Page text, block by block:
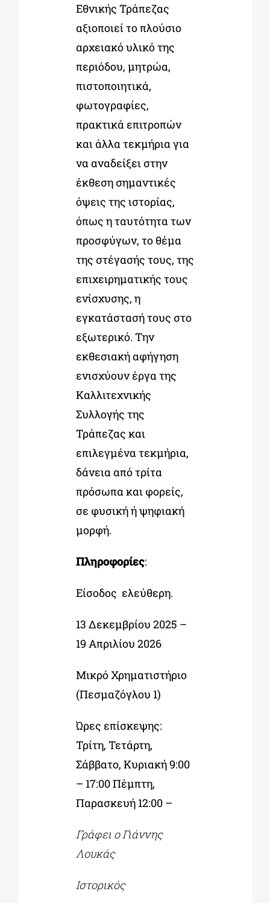
Εθνικής Τράπεζας
αξιοποιεί το πλούσιο
αρχειακό υλικό της
περιόδου, μητρώα,
πιστοποιητικά,
φωτογραφίες,
πρακτικά επιτροπών
και άλλα τεκμήρια για
να αναδείξει στην
έκθεση σημαντικές
όψεις της ιστορίας,
όπως η ταυτότητα των
προσφύγων, το θέμα
της στέγασής τους, της
επιχειρηματικής τους
ενίσχυσης, η
εγκατάστασή τους στο
εξωτερικό. Την
εκθεσιακή αφήγηση
ενισχύουν έργα της
Καλλιτεχνικής
Συλλογής της
Τράπεζας και
επιλεγμένα τεκμήρια,
δάνεια από τρίτα
πρόσωπα και φορείς,
σε φυσική ή ψηφιακή
μορφή.
Πληροφορίες:
Είσοδος ελεύθερη.
13 Δεκεμβρίου 2025 –
19 Απριλίου 2026
Μικρό Χρηματιστήριο
(Πεσμαζόγλου 1)
Ώρες επίσκεψης:
Τρίτη, Τετάρτη,
Σάββατο, Κυριακή 9:00
– 17:00 Πέμπτη,
Παρασκευή 12:00 –
Γράφει ο Γιάννης
Λουκάς
Ιστορικός